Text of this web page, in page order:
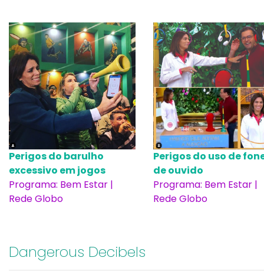
Perigos do barulho
excessivo em jogos
Programa: Bem Estar |
Rede Globo
Perigos do uso de
de ouvido
Programa: Bem Estar |
Rede Globo
Dangerous Decibels